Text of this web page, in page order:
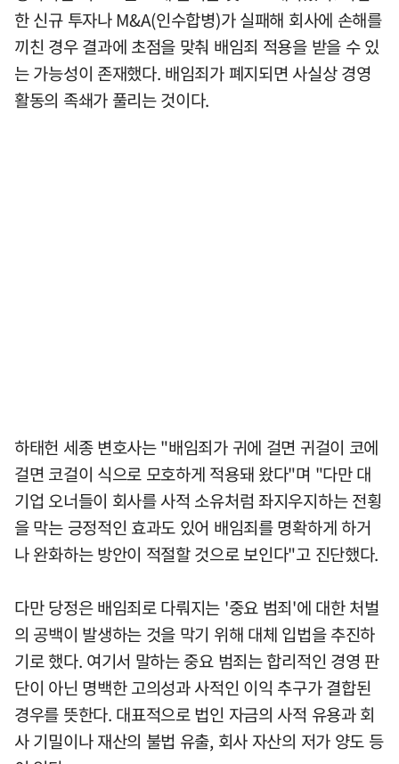
한 신규 투자나 M&A(인수합병)가 실패해 회사에 손해를
끼친 경우 결과에 초점을 맞춰 배임죄 적용을 받을 수 있
는 가능성이 존재했다. 배임죄가 폐지되면 사실상 경영
활동의 족쇄가 풀리는 것이다.
하태헌 세종 변호사는 "배임죄가 귀에 걸면 귀걸이 코에
걸면 코걸이 식으로 모호하게 적용돼 왔다"며 "다만 대
기업 오너들이 회사를 사적 소유처럼 좌지우지하는 전횡
을 막는 긍정적인 효과도 있어 배임죄를 명확하게 하거
나 완화하는 방안이 적절할 것으로 보인다"고 진단했다.
다만 당정은 배임죄로 다뤄지는 '중요 범죄'에 대한 처벌
의 공백이 발생하는 것을 막기 위해 대체 입법을 추진하
기로 했다. 여기서 말하는 중요 범죄는 합리적인 경영 판
단이 아닌 명백한 고의성과 사적인 이익 추구가 결합된
경우를 뜻한다. 대표적으로 법인 자금의 사적 유용과 회
사 기밀이나 재산의 불법 유출, 회사 자산의 저가 양도 등